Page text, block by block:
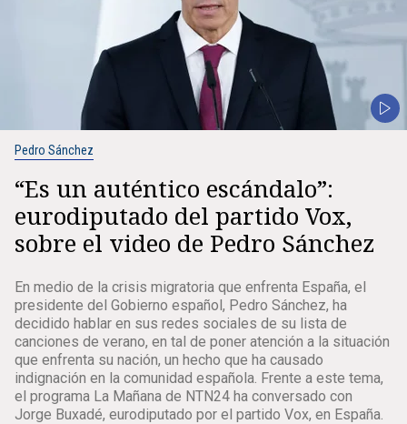
Pedro Sánchez
“Es un auténtico escándalo”:
eurodiputado del partido Vox,
sobre el video de Pedro Sánchez
En medio de la crisis migratoria que enfrenta España, el
presidente del Gobierno español, Pedro Sánchez, ha
decidido hablar en sus redes sociales de su lista de
canciones de verano, en tal de poner atención a la situación
que enfrenta su nación, un hecho que ha causado
indignación en la comunidad española. Frente a este tema,
el programa La Mañana de NTN24 ha conversado con
Jorge Buxadé, eurodiputado por el partido Vox, en España.